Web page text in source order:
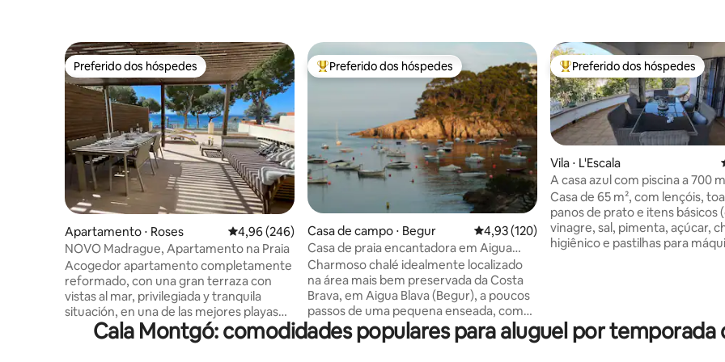
Preferido dos hóspedes
Preferido dos hóspedes
Apartamento ⋅ Roses 4,96 de uma avaliação média de 5, 246 avaliações
4,96 (246)
NOVO Madrague, Apartamento na Praia
Acogedor apartamento completamente
reformado, con una gran terraza con
vistas al mar, privilegiada y tranquila
situación, en una de las mejores playas
de la Costa Brava, la playa de la
Almadrava. El apartamento dispone de
Entre os melhores preferidos dos hóspedes
Preferido dos hóspedes
Casa de campo ⋅ Begur 4,93 de uma avaliação média de 5, 120
4,93 (120)
Casa de praia encantadora em Aigua
Blava, Begur
Charmoso chalé idealmente localizado
na área mais bem preservada da Costa
Brava, em Aigua Blava (Begur), a poucos
passos de uma pequena enseada, com
vistas deslumbrantes para o
Mediterrâneo, em propriedade privada.
Entre os melhores preferidos
Preferido dos hóspedes
Vila ⋅ L'Escala
A casa azul com piscina a 700
Casa de 65 m², com lençóis,
panos de prato e itens básicos
vinagre, sal, pimenta, açúcar,
higiênico e pastilhas para
hóspedes podem aproveitar os
dias ao redor da piscina privada
Cala Montgó: comodidades populares para aluguel por